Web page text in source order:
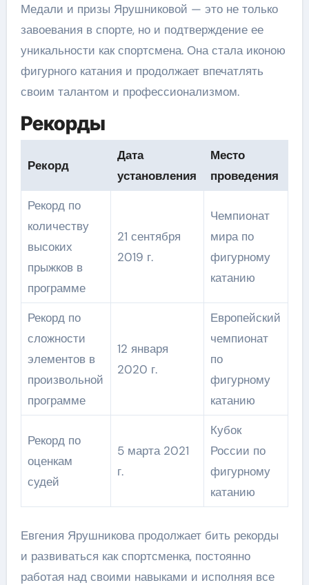
Медали и призы Ярушниковой — это не только
завоевания в спорте, но и подтверждение ее
уникальности как спортсмена. Она стала иконою
фигурного катания и продолжает впечатлять
своим талантом и профессионализмом.
Рекорды
Рекорд
Дата
установления
Место
проведения
Рекорд по
количеству
высоких
прыжков в
программе
21 сентября
2019 г.
Чемпионат
мира по
фигурному
катанию
Рекорд по
сложности
элементов в
произвольной
программе
12 января
2020 г.
Европейский
чемпионат
по
фигурному
катанию
Рекорд по
оценкам
судей
5 марта 2021
г.
Кубок
России по
фигурному
катанию
Евгения Ярушникова продолжает бить рекорды
и развиваться как спортсменка, постоянно
работая над своими навыками и исполняя все